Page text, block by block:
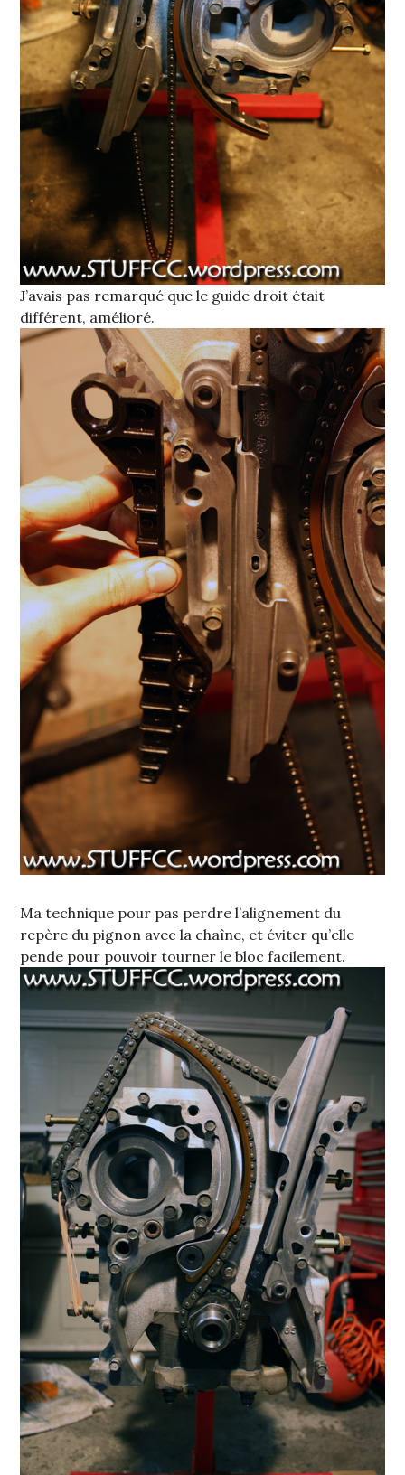
J’avais pas remarqué que le guide droit était
différent, amélioré.
Ma technique pour pas perdre l’alignement du
repère du pignon avec la chaîne, et éviter qu’elle
pende pour pouvoir tourner le bloc facilement.